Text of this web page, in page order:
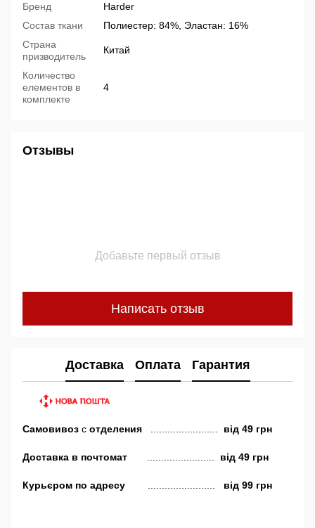
Бренд
Harder
Состав ткани
Полиестер: 84%, Эластан: 16%
Страна
призводитель
Китай
Количество
елементов в
комплекте
4
Отзывы
Добавьте первый отзыв
Написать отзыв
Доставка Оплата Гарантия
Самовивоз с отделения від 49 грн
Доставка в почтомат від 49 грн
Курьєром по адресу від 99 грн